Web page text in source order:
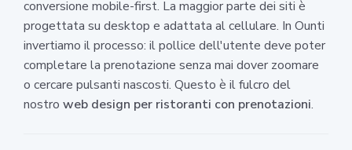
conversione mobile-first. La maggior parte dei siti è
progettata su desktop e adattata al cellulare. In Ounti
invertiamo il processo: il pollice dell'utente deve poter
completare la prenotazione senza mai dover zoomare
o cercare pulsanti nascosti. Questo è il fulcro del
nostro web design per ristoranti con prenotazioni.